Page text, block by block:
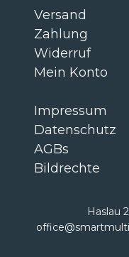
Versand
Zahlung
Widerruf
Mein Konto
Impressum
Datenschutz
AGBs
Bildrechte
Haslau